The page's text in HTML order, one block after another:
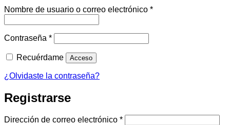
Nombre de usuario o correo electrónico *Obligatorio
Contraseña *Obligatorio
Recuérdame Acceso
¿Olvidaste la contraseña?
Registrarse
Dirección de correo electrónico *Obligatorio